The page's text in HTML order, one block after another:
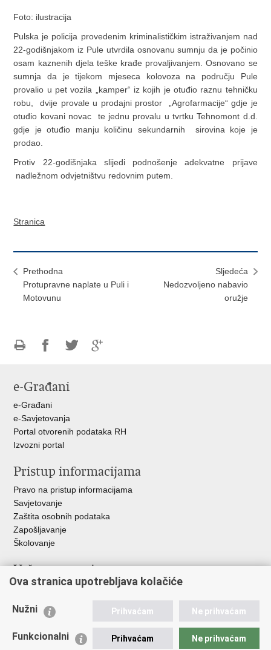
Foto: ilustracija
Pulska je policija provedenim kriminalističkim istraživanjem nad
22-godišnjakom iz Pule utvrdila osnovanu sumnju da je počinio
osam kaznenih djela teške krađe provaljivanjem. Osnovano se
sumnja da je tijekom mjeseca kolovoza na području Pule
provalio u pet vozila „kamper“ iz kojih je otuđio raznu tehničku
robu, dvije provale u prodajni prostor „Agrofarmacije“ gdje je
otuđio kovani novac te jednu provalu u tvrtku Tehnomont d.d.
gdje je otuđio manju količinu sekundarnih sirovina koje je
prodao.
Protiv 22-godišnjaka slijedi podnošenje adekvatne prijave
nadležnom odvjetništvu redovnim putem.
Stranica
Prethodna
Protupravne naplate u Puli i
Motovunu
Sljedeća
Nedozvoljeno nabavio
oružje
FacebookuTwitteru
e-Građani
e-Građani
e-Savjetovanja
Portal otvorenih podataka RH
Izvozni portal
Pristup informacijama
Pravo na pristup informacijama
Savjetovanje
Zaštita osobnih podataka
Zapošljavanje
Školovanje
Važne poveznice
Ministarstvo unutarnjih poslova
Udruge
Policijska akademija
Ova stranica upotrebljava kolačiće
Nužni Prihvaćam Ne prihvaćam
Funkcionalni Prihvaćam Ne prihvaćam